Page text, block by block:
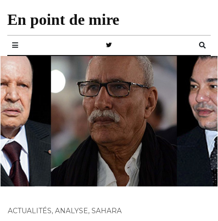
En point de mire
ACTUALITÉS, ANALYSE, SAHARA